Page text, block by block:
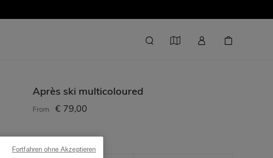
Après ski multicoloured
From € 79,00
Fortfahren ohne Akzeptieren